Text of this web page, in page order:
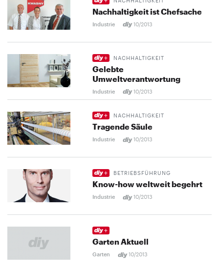
Nachhaltigkeit ist Chefsache
Industrie 10/2013
NACHHALTIGKEIT
Gelebte
Umweltverantwortung
Industrie 10/2013
NACHHALTIGKEIT
Tragende Säule
Industrie 10/2013
BETRIEBSFÜHRUNG
Know-how weltweit begehrt
Industrie 10/2013
Garten Aktuell
Garten 10/2013